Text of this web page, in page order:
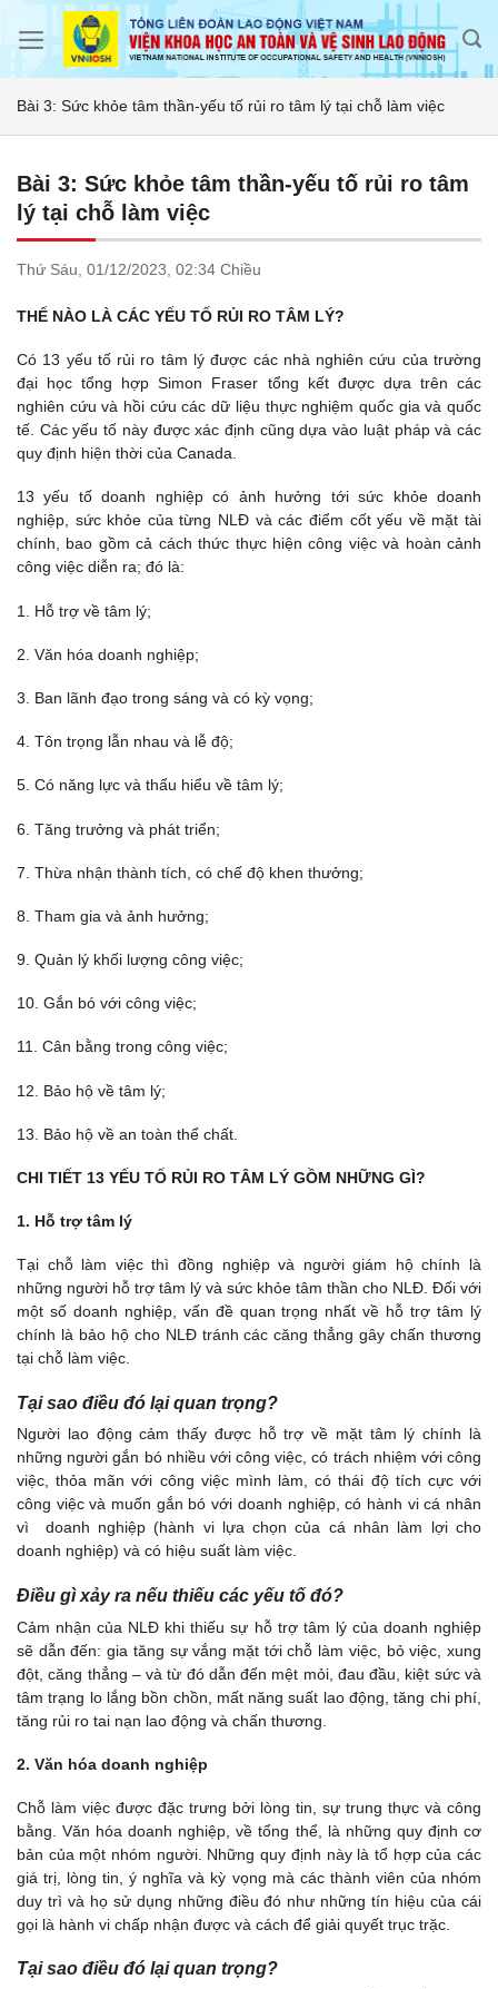
Bài 3: Sức khỏe tâm thần-yếu tố rủi ro tâm lý tại chỗ làm việc
Bài 3: Sức khỏe tâm thần-yếu tố rủi ro tâm
lý tại chỗ làm việc
Thứ Sáu, 01/12/2023, 02:34 Chiều
THẾ NÀO LÀ CÁC YẾU TỐ RỦI RO TÂM LÝ?
Có 13 yếu tố rủi ro tâm lý được các nhà nghiên cứu của trường
đại học tổng hợp Simon Fraser tổng kết được dựa trên các
nghiên cứu và hồi cứu các dữ liệu thực nghiệm quốc gia và quốc
tế. Các yếu tố này được xác định cũng dựa vào luật pháp và các
quy định hiện thời của Canada.
13 yếu tố doanh nghiệp có ảnh hưởng tới sức khỏe doanh
nghiệp, sức khỏe của từng NLĐ và các điểm cốt yếu về mặt tài
chính, bao gồm cả cách thức thực hiện công việc và hoàn cảnh
công việc diễn ra; đó là:
1. Hỗ trợ về tâm lý;
2. Văn hóa doanh nghiệp;
3. Ban lãnh đạo trong sáng và có kỳ vọng;
4. Tôn trọng lẫn nhau và lễ độ;
5. Có năng lực và thấu hiểu về tâm lý;
6. Tăng trưởng và phát triển;
7. Thừa nhận thành tích, có chế độ khen thưởng;
8. Tham gia và ảnh hưởng;
9. Quản lý khối lượng công việc;
10. Gắn bó với công việc;
11. Cân bằng trong công việc;
12. Bảo hộ về tâm lý;
13. Bảo hộ về an toàn thể chất.
CHI TIẾT 13 YẾU TỐ RỦI RO TÂM LÝ GỒM NHỮNG GÌ?
1. Hỗ trợ tâm lý
Tại chỗ làm việc thì đồng nghiệp và người giám hộ chính là
những người hỗ trợ tâm lý và sức khỏe tâm thần cho NLĐ. Đối với
một số doanh nghiệp, vấn đề quan trọng nhất về hỗ trợ tâm lý
chính là bảo hộ cho NLĐ tránh các căng thẳng gây chấn thương
tại chỗ làm việc.
Tại sao điều đó lại quan trọng?
Người lao động cảm thấy được hỗ trợ về mặt tâm lý chính là
những người gắn bó nhiều với công việc, có trách nhiệm với công
việc, thỏa mãn với công việc mình làm, có thái độ tích cực với
công việc và muốn gắn bó với doanh nghiệp, có hành vi cá nhân
vì doanh nghiệp (hành vi lựa chọn của cá nhân làm lợi cho
doanh nghiệp) và có hiệu suất làm việc.
Điều gì xảy ra nếu thiếu các yếu tố đó?
Cảm nhận của NLĐ khi thiếu sự hỗ trợ tâm lý của doanh nghiệp
sẽ dẫn đến: gia tăng sự vắng mặt tới chỗ làm việc, bỏ việc, xung
đột, căng thẳng – và từ đó dẫn đến mệt mỏi, đau đầu, kiệt sức và
tâm trạng lo lắng bồn chồn, mất năng suất lao động, tăng chi phí,
tăng rủi ro tai nạn lao động và chấn thương.
2. Văn hóa doanh nghiệp
Chỗ làm việc được đặc trưng bởi lòng tin, sự trung thực và công
bằng. Văn hóa doanh nghiệp, về tổng thể, là những quy định cơ
bản của một nhóm người. Những quy định này là tổ hợp của các
giá trị, lòng tin, ý nghĩa và kỳ vọng mà các thành viên của nhóm
duy trì và họ sử dụng những điều đó như những tín hiệu của cái
gọi là hành vi chấp nhận được và cách để giải quyết trục trặc.
Tại sao điều đó lại quan trọng?